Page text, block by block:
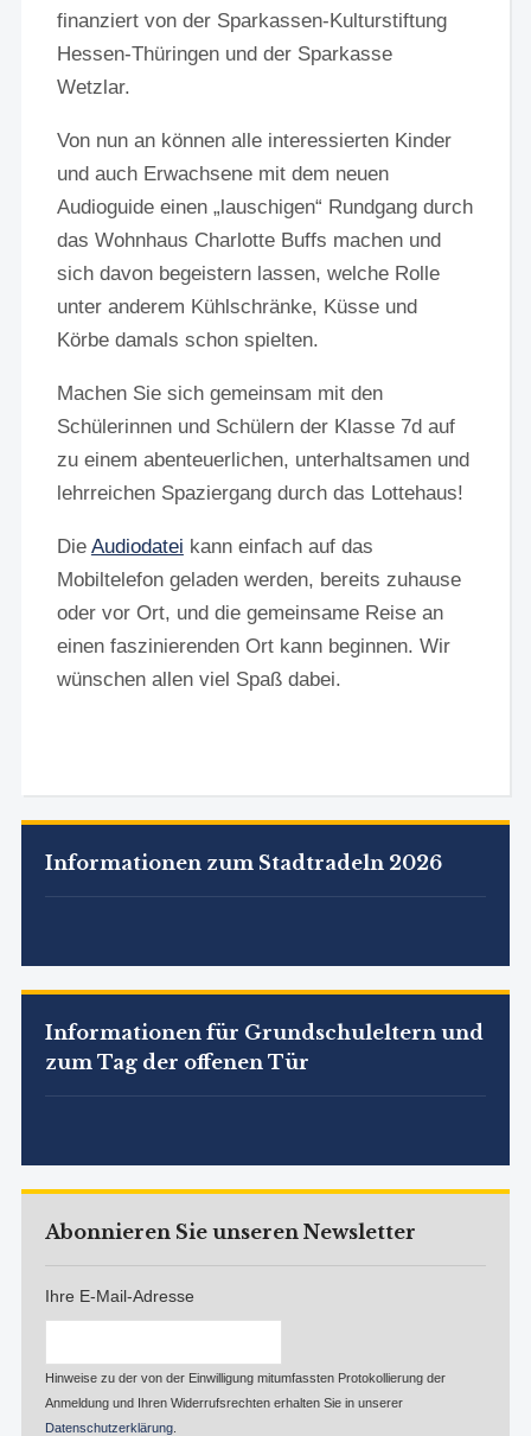
finanziert von der Sparkassen-Kulturstiftung
Hessen-Thüringen und der Sparkasse
Wetzlar.
Von nun an können alle interessierten Kinder
und auch Erwachsene mit dem neuen
Audioguide einen „lauschigen“ Rundgang durch
das Wohnhaus Charlotte Buffs machen und
sich davon begeistern lassen, welche Rolle
unter anderem Kühlschränke, Küsse und
Körbe damals schon spielten.
Machen Sie sich gemeinsam mit den
Schülerinnen und Schülern der Klasse 7d auf
zu einem abenteuerlichen, unterhaltsamen und
lehrreichen Spaziergang durch das Lottehaus!
Die Audiodatei kann einfach auf das
Mobiltelefon geladen werden, bereits zuhause
oder vor Ort, und die gemeinsame Reise an
einen faszinierenden Ort kann beginnen. Wir
wünschen allen viel Spaß dabei.
Informationen zum Stadtradeln 2026
Informationen für Grundschuleltern und
zum Tag der offenen Tür
Abonnieren Sie unseren Newsletter
Ihre E-Mail-Adresse
Hinweise zu der von der Einwilligung mitumfassten Protokollierung der
Anmeldung und Ihren Widerrufsrechten erhalten Sie in unserer
Datenschutzerklärung.